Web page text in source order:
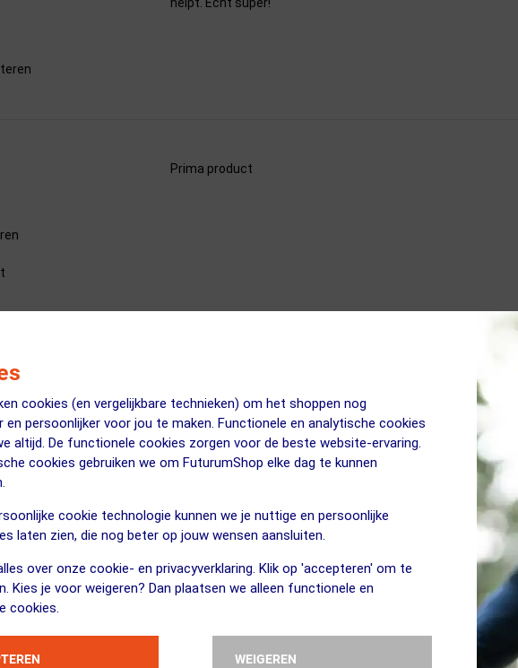
cookies (en vergelijkbare technieken) om het shoppen nog
en persoonlijker voor jou te maken. Functionele en analytische cookies
altijd. De functionele cookies zorgen voor de beste website-ervaring.
cookies gebruiken we om FuturumShop elke dag te kunnen
cookie technologie kunnen we je nuttige en persoonlijke
laten zien, die nog beter op jouw wensen aansluiten.
over onze cookie- en privacyverklaring. Klik op 'accepteren' om te
Kies je voor weigeren? Dan plaatsen we alleen functionele en
cookies.
WEIGEREN
Prima product
Heb deze tacx nu een aantal weken in gebruik. Hij is
als ik fietsen er op en de fiets is zo gewisseld. Heb ook het
warm maar je ziet geen slijtage. Ben er dus erg tevreden
combinatie met je versnellingen die je dan zwaar zet kom
zoals je gewend bent van Futurumshop volgens afspraak.
De laatste twee jaar heb ik 's winters mijn gewone banden
op. Het enigste waar ik veel last van had was het slijtage
de Taxc Trainingsband, heb ik er een besteld. Nu inmiddels
opgelost. En ik moet zeggen dat ik het idee heb dat de
slijtingspercentage dan ook aanmerkelijk minder zal zijn.